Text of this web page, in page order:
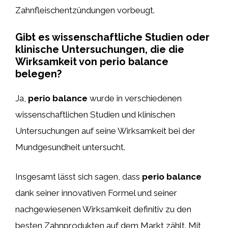
Zahnfleischentzündungen vorbeugt.
Gibt es wissenschaftliche Studien oder
klinische Untersuchungen, die die
Wirksamkeit von perio balance
belegen?
Ja, perio balance wurde in verschiedenen
wissenschaftlichen Studien und klinischen
Untersuchungen auf seine Wirksamkeit bei der
Mundgesundheit untersucht.
Insgesamt lässt sich sagen, dass perio balance
dank seiner innovativen Formel und seiner
nachgewiesenen Wirksamkeit definitiv zu den
besten Zahnprodukten auf dem Markt zählt. Mit